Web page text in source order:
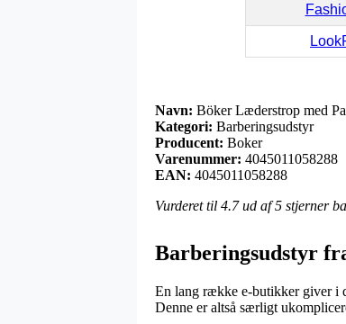
Navn: Böker Læderstrop med
Kategori: Barberingsudstyr
Producent: Boker
Varenummer: 4045011058288
EAN: 4045011058288
Vurderet til 4.7ud af 5 stjerner
Barberingsudstyr
En lang række e-butikker giver i
Denne er altså særligt